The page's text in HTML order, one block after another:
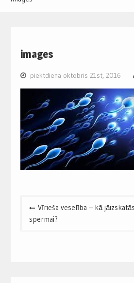
images
piektdiena oktobris 21st, 2016
Post
navigation
Vīrieša veselība – kā
spermai?